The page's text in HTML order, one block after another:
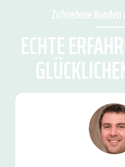
Zufriedene
ECHTE